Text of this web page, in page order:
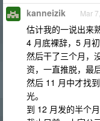
kanneizik Mar
估计我的一说出来
4 月底裸辞，5 月
然后干了三个月，
资，一直推脱，最
然后 11 月中才找
光。
到 12 月发的半个